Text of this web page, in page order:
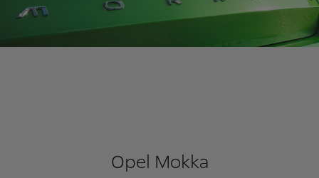
Opel Mokka